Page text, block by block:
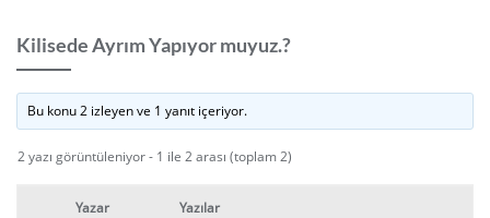
Kilisede Ayrım Yapıyor muyuz.?
Bu konu 2 izleyen ve 1 yanıt içeriyor.
2 yazı görüntüleniyor - 1 ile 2 arası (toplam 2)
Yazar Yazılar